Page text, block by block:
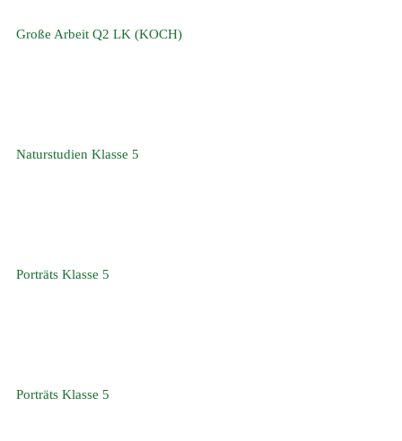
Große Arbeit Q2 LK (KOCH)
Naturstudien Klasse 5
Porträts Klasse 5
Porträts Klasse 5